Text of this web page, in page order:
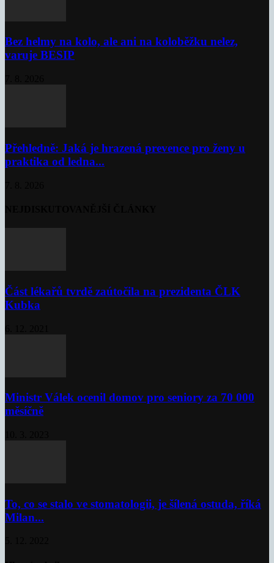
Bez helmy na kolo, ale ani na koloběžku nelez,
varuje BESIP
Přehledně: Jaká je hrazená prevence pro ženy u
praktika od ledna...
Část lékařů tvrdě zaútočila na prezidenta ČLK
Kubka
Ministr Válek ocenil domov pro seniory za 70 000
měsíčně
To, co se stalo ve stomatologii, je šílená ostuda, říká
Milan...